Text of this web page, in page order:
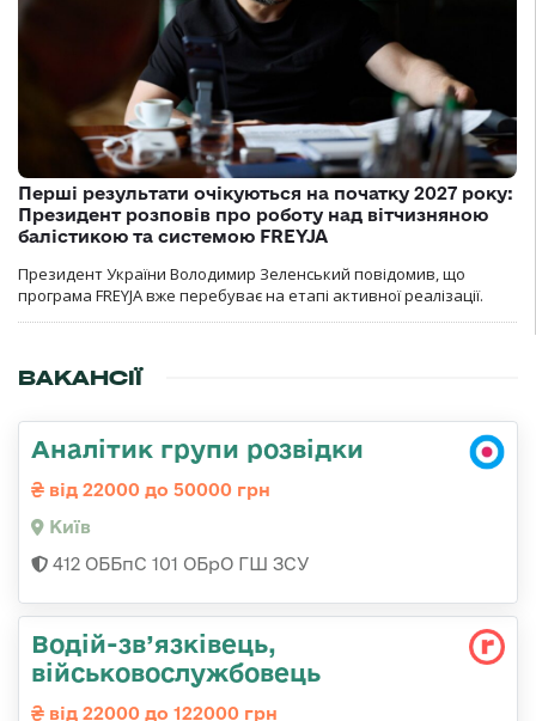
Перші результати очікуються на початку 2027 року:
Президент розповів про роботу над вітчизняною
балістикою та системою FREYJA
Президент України Володимир Зеленський повідомив, що
програма FREYJA вже перебуває на етапі активної реалізації.
ВАКАНСІЇ
Аналітик групи розвідки
від 22000 до 50000 грн
Київ
412 ОББпС 101 ОБрО ГШ ЗСУ
Водій-зв’язківець,
військовослужбовець
від 22000 до 122000 грн